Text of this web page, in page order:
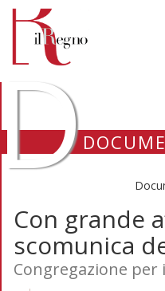
Con grande
scomunica
Congregazione per